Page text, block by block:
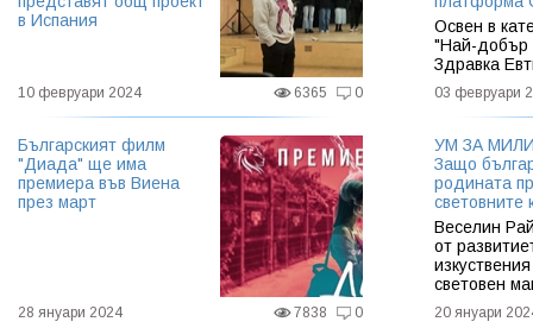
в Испания
0
6365
10 февруари 2024
Освен в
"Най-добър
Здравка
отличена с
за своя
Wear My
носи моето
03 февруари
Българският филм
"Диада" ще има
премиера във Виена
през март
0
7838
28 януари 2024
УМ ЗА
Защо
родината
световните
Веселин
от
световен
20 януари